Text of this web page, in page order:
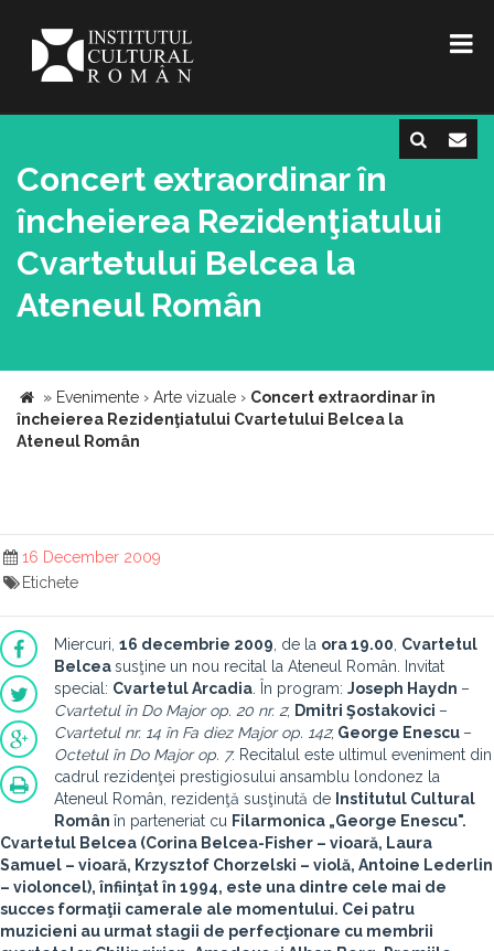
Concert extraordinar în
încheierea Rezidenţiatului
Cvartetului Belcea la
Ateneul Român
» Evenimente › Arte vizuale › Concert extraordinar în
încheierea Rezidenţiatului Cvartetului Belcea la
Ateneul Român
16 December 2009
Etichete
Miercuri, 16 decembrie 2009 , de la ora 19.00 Cvartetul
Belceasusţine un nou recital la Ateneul Român. Invitat
special: Cvartetul Arcadia . În program: Joseph Haydn –
Cvartetul în Do Major op. 20 nr. 2; Dmitri Şostakovici –
Cvartetul nr. 14 în Fa diez Major op. 142; George Enescu –
Octetul în Do Major op. 7. Recitalul este ultimul eveniment din
cadrul rezidenţei prestigiosului ansamblu londonez la
Ateneul Român, rezidenţă susţinută de Institutul Cultural
Român în parteneriat cu Filarmonica „George Enescu".
Cvartetul Belcea (Corina Belcea-Fisher – vioară, Laura
Samuel – vioară, Krzysztof Chorzelski – violă, Antoine Lederlin
– violoncel), înfiinţat în 1994, este una dintre cele mai de
succes formaţii camerale ale momentului. Cei patru
muzicieni au urmat stagii de perfecţionare cu membrii